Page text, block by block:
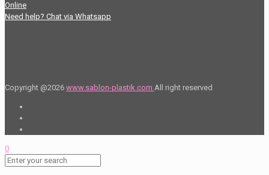
Online
Need help? Chat via Whatsapp
Copyright @2026 www.sablon-plastik.com All right reserved
0